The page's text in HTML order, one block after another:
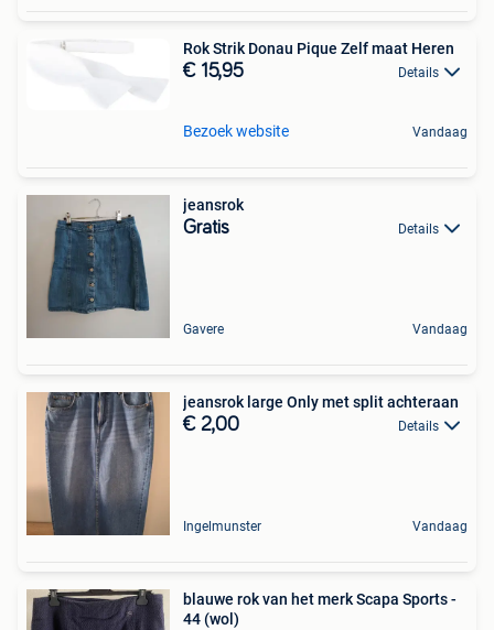
Rok Strik Donau Pique Zelf maat Heren
€ 15,95 Details
Bezoek website Vandaag
jeansrok
Gratis Details
Gavere Vandaag
jeansrok large Only met split achteraan
€ 2,00 Details
Ingelmunster Vandaag
blauwe rok van het merk Scapa Sports -
44 (wol)